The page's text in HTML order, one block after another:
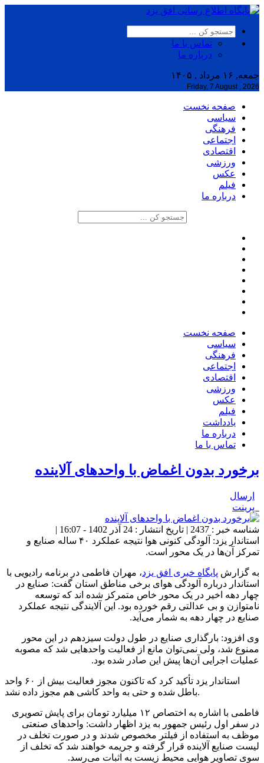
تماس با ما
درباره ما
جمعه, ۱۶ مرداد , ۱۴۰۵
Friday, 7 August , 2026
صفحه نخست
سیاسی
فرهنگی
اجتماعی
اقتصادی
ورزشی
عکس
فیلم
درباره ما
صفحه نخست
سیاسی
فرهنگی
اجتماعی
اقتصادی
ورزشی
عکس
فیلم
یادداشت
درباره ما
تماس با ما
برخورد بدون اغماض با واحدهای آلاینده
ارسال
پرینت
شناسه خبر : 2437 | تاریخ انتشار : 24 آذر 1402 - 16:07 |
استاندار یزد: آلودگی کنونی هوا نتیجه عملکرد ۴۰ ساله صنایع و
تمرکز آن‌ها در یک محور است.
به گزارش پایگاه خبری افق یزد، مهران فاطمی در برنامه رادیویی با
استاندار درباره آلودگی هوای برخی مناطق استان گفت: صنایع در
چهار دهه اخیر در یک محور خاص متمرکز شده اند که توسعه
نامتوازن و بی عدالتی رقم خورده بود. این آلایندگی نتیجه عملکرد
صنایع در چهار دهه به شمار می‌آید.
وی افزود: بارگذاری صنایع در طول دولت سیزدهم در این محور
ممنوع شد، ولی نمی‌توان مانع از فعالیت واحد‌هایی شد که مصوبه
عملیات اجرایی آن‌ها پیش این صادر شده بود.
استاندار یزد تأکید کرد که تاکنون مجوز فعالیت بیش از ۶۰ واحد
باطل شده و حتی به واحد کاشی هم مجوز داده نشد.
فاطمی با اشاره به اختصاص ۱۲ میلیارد تومان برای پایش تصویری
در سفر اول رئیس جمهور به یزد اظهار داشت: واحد‌های صنعتی
موظف به استفاده از فیلتر مخصوص شدند و در صورت تخلف در
لیست صنایع آلاینده قرار گرفته و جریمه خواهند شد که تخلف از
سوی تصاویر هوایی محیط زیست به اثبات می‌رسد.